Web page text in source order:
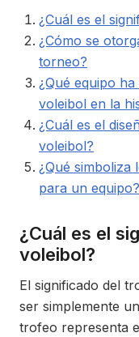
¿Cuál es el
¿Cómo se
torneo?
¿Qué equipo
voleibol en la
¿Cuál es el
voleibol?
¿Qué
para un equipo?
¿Cuál es el
voleibol?
El significado del
ser simplemente
trofeo representa